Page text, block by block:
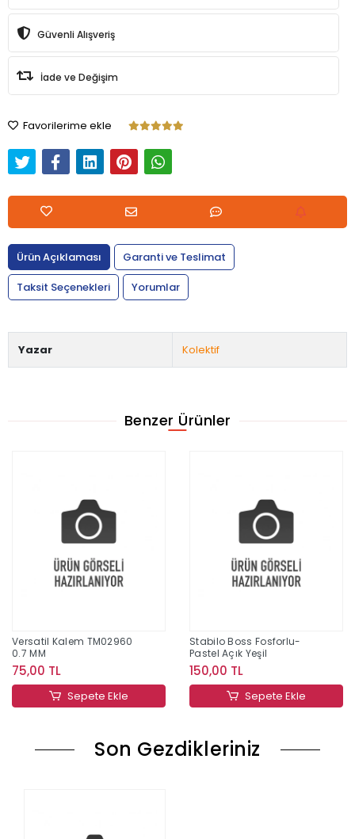
Güvenli Alışveriş
İade ve Değişim
Favorilerime ekle
Ürün Açıklaması
Garanti ve Teslimat
Taksit Seçenekleri
Yorumlar
Yazar Kolektif
Benzer Ürünler
Versatil Kalem TM02960
0.7 MM
75,00 TL
Sepete Ekle
Stabilo Boss Fosforlu-
Pastel Açık Yeşil
150,00 TL
Sepete Ekle
Son Gezdikleriniz